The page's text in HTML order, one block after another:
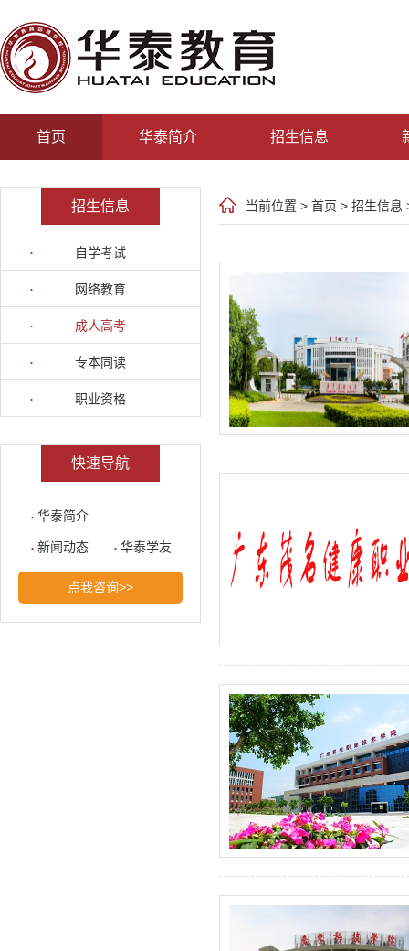
首页 华泰简介 招生信息
招生信息
自学考试
网络教育
成人高考
专本同读
职业资格
快速导航
华泰简介
新闻动态 华泰学友
点我咨询>>
当前位置 > 首页 > 招生信息